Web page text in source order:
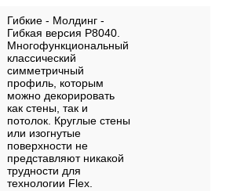
Гибкие - Молдинг -
Гибкая версия P8040.
Многофункциональный
классический
симметричный
профиль, которым
можно декорировать
как стены, так и
потолок. Круглые стены
или изогнутые
поверхности не
представляют никакой
трудности для
технологии Flex.